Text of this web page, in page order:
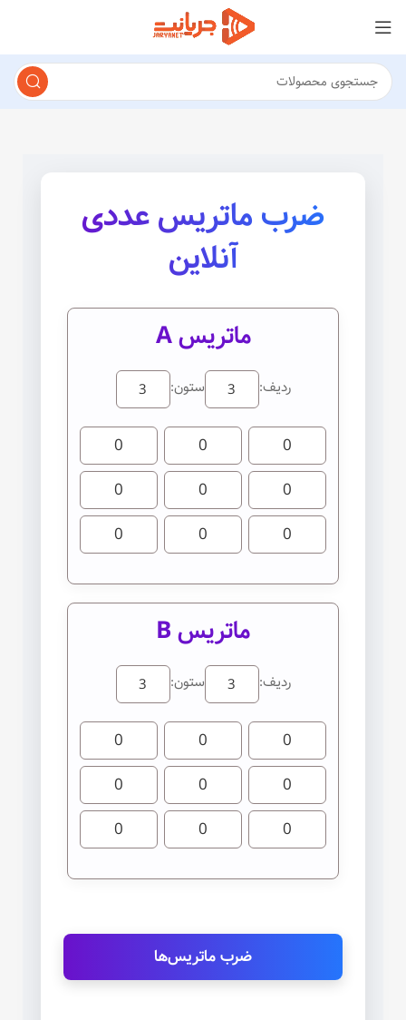
ضرب ماتریس عددی
آنلاین
ماتریس A
ردیف: ستون:
ماتریس B
ردیف: ستون:
ضرب ماتریس‌ها